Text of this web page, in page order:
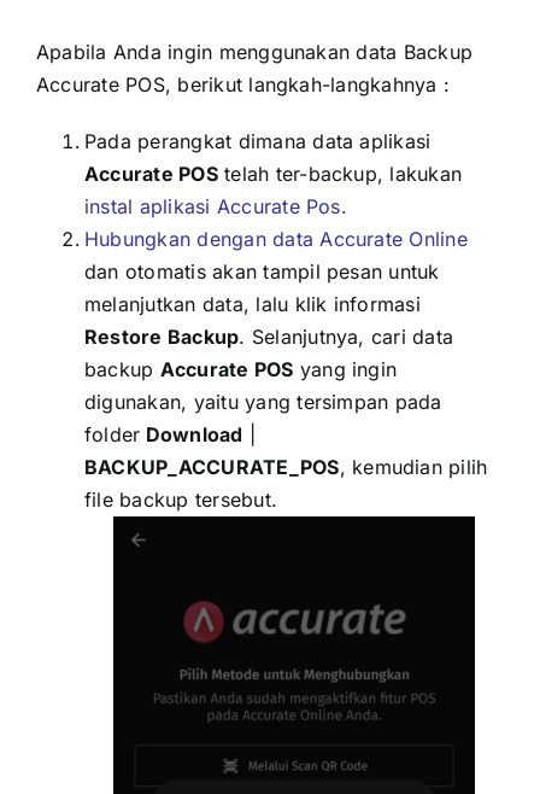
Apabila Anda ingin menggunakan data Backup
Accurate POS, berikut langkah-langkahnya :
Pada perangkat dimana data aplikasi
Accurate POStelah ter-backup, lakukan
instal aplikasi Accurate Pos.
Hubungkan dengan data Accurate Online
dan otomatis akan tampil pesan untuk
melanjutkan data, lalu klik informasi
Restore Backup. Selanjutnya, cari data
backup Accurate POS yang ingin
digunakan, yaitu yang tersimpan pada
folder Download
BACKUP_ACCURATE_POS, kemudian pilih
file backup tersebut.